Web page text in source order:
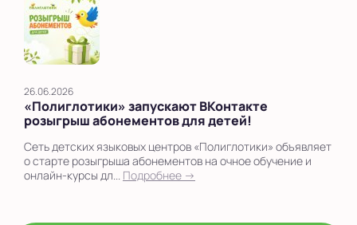
26.06.2026
«Полиглотики» запускают ВКонтакте
розыгрыш абонементов для детей!
Сеть детских языковых центров «Полиглотики» объявляет
о старте розыгрыша абонементов на очное обучение и
онлайн-курсы дл... Подробнее →